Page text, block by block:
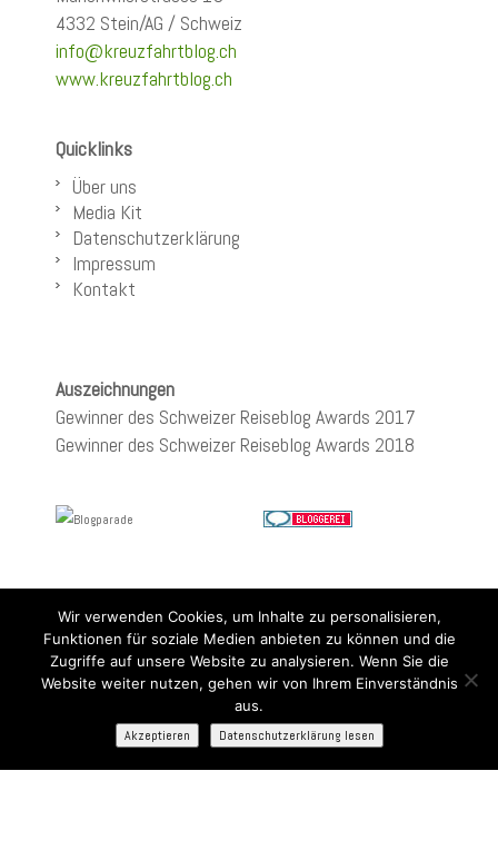
4332 Stein/AG / Schweiz
info@kreuzfahrtblog.ch
www.kreuzfahrtblog.ch
Quicklinks
Über uns
Media Kit
Datenschutzerklärung
Impressum
Kontakt
Auszeichnungen
Gewinner des Schweizer Reiseblog Awards 2017
Gewinner des Schweizer Reiseblog Awards 2018
Wir verwenden Cookies, um Inhalte zu personalisieren,
Funktionen für soziale Medien anbieten zu können und die
Zugriffe auf unsere Website zu analysieren. Wenn Sie die
Website weiter nutzen, gehen wir von Ihrem Einverständnis
aus.
Akzeptieren
Datenschutzerklärung lesen